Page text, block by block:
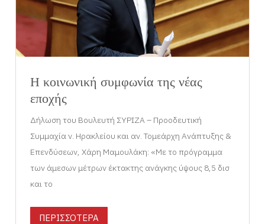
Η κοινωνική συμφωνία της νέας
εποχής
Δήλωση του Βουλευτή ΣΥΡΙΖΑ – Προοδευτική
Συμμαχία ν. Ηρακλείου και αν. Τομεάρχη Ανάπτυξης &
Επενδύσεων, Χάρη Μαμουλάκη: «Με το πρόγραμμα
των άμεσων μέτρων έκτακτης ανάγκης ύψους 8,5 δισ
και το
ΠΕΡΙΣΣΟΤΕΡΑ